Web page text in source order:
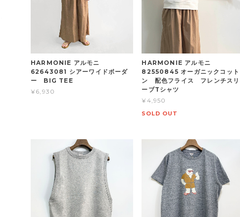
HARMONIE アルモニ
62643081 シアーワイドボーダ
ー BIG TEE
¥6,930
HARMONIE アルモニ
82550845 オーガニックコット
ン 配色フライス フレンチスリ
ーブTシャツ
¥4,950
SOLD OUT